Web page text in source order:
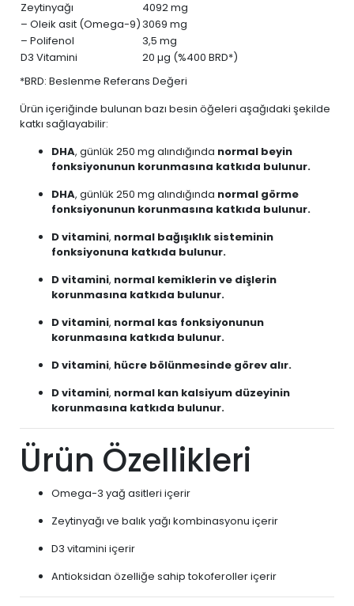
Zeytinyağı
4092 mg
– Oleik asit (Omega-9)3069 mg
– Polifenol
3,5 mg
D3 Vitamini
20 µg (%400 BRD*)
*BRD: Beslenme Referans Değeri
Ürün içeriğinde bulunan bazı besin öğeleri aşağıdaki şekilde
katkı sağlayabilir:
DHA, günlük 250 mg alındığında normal beyin
fonksiyonunun korunmasına katkıda bulunur.
DHA, günlük 250 mg alındığında normal görme
fonksiyonunun korunmasına katkıda bulunur.
D vitamini, normal bağışıklık sisteminin
fonksiyonuna katkıda bulunur.
D vitamini, normal kemiklerin ve dişlerin
korunmasına katkıda bulunur.
D vitamini, normal kas fonksiyonunun
korunmasına katkıda bulunur.
D vitamini, hücre bölünmesinde görev alır.
D vitamini, normal kan kalsiyum düzeyinin
korunmasına katkıda bulunur.
Ürün Özellikleri
Omega-3 yağ asitleri içerir
Zeytinyağı ve balık yağı kombinasyonu içerir
D3 vitamini içerir
Antioksidan özelliğe sahip tokoferoller içerir